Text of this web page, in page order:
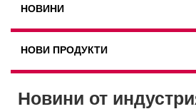
НОВИНИ
НОВИ ПРОДУКТИ
Новини от